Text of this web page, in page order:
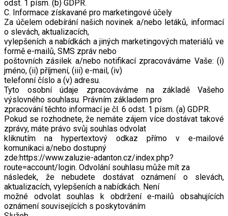
odst. 1 písm. (b) GDPR.
C. Informace získavané pro marketingové účely
Za účelem odebírání našich novinek a/nebo letáků, informací
o slevách, aktualizacích,
vylepšeních a nabídkách a jiných marketingových materiálů ve
formě e-mailů, SMS zpráv nebo
poštovních zásilek a/nebo notifikací zpracováváme Vaše: (i)
jméno, (ii) příjmení, (iii) e-mail, (iv)
telefonní číslo a (v) adresu.
Tyto osobní údaje zpracováváme na základě Vašeho
výslovného souhlasu. Právním základem pro
zpracování těchto informací je čl. 6 odst. 1 písm. (a) GDPR.
Pokud se rozhodnete, že nemáte zájem více dostávat takové
zprávy, máte právo svůj souhlas odvolat
kliknutím na hypertextový odkaz přímo v e-mailové
komunikaci a/nebo dostupný
zde:https://www.zaluzie-adanton.cz/index.php?
route=account/login. Odvolání souhlasu může mít za
následek, že nebudete dostávat oznámení o slevách,
aktualizacích, vylepšeních a nabídkách. Není
možné odvolat souhlas k obdržení e-mailů obsahujících
oznámení souvisejících s poskytováním